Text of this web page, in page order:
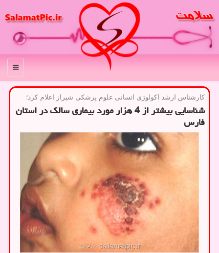
منو
كارشناس ارشد اكولوژی انسانی علوم پزشكی شیراز اعلام كرد؛
شناسایی بیشتر از 4 هزار مورد بیماری سالک در استان
فارس